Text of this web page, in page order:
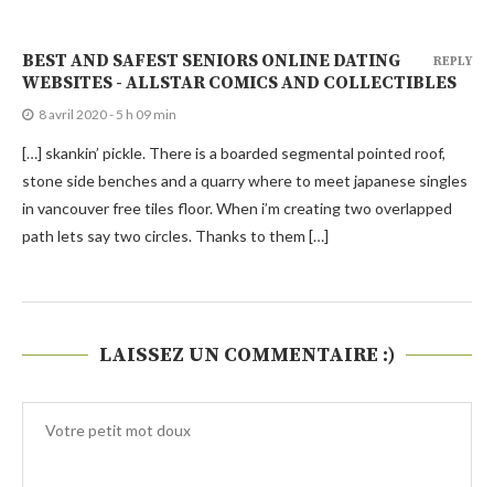
BEST AND SAFEST SENIORS ONLINE DATING
WEBSITES - ALLSTAR COMICS AND COLLECTIBLES
8 avril 2020 - 5 h 09 min
[…] skankin’ pickle. There is a boarded segmental pointed roof,
stone side benches and a quarry where to meet japanese singles
in vancouver free tiles floor. When i’m creating two overlapped
path lets say two circles. Thanks to them […]
REPLY
LAISSEZ UN COMMENTAIRE :)